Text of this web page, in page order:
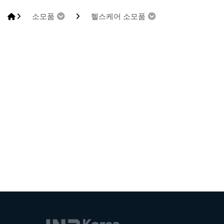
소모품 헬스케어 소모품